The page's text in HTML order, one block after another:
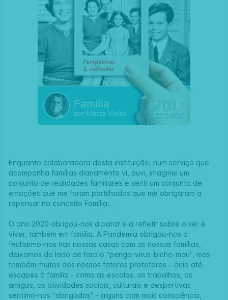
Enquanto colaboradora desta instituição, num serviço que
acompanha famílias diariamente vi, ouvi, imaginei um
conjunto de realidades familiares e senti um conjunto de
emoções que me foram partilhadas que me obrigaram a
repensar no conceito Família…
O ano 2020 obrigou-nos a parar e a refletir sobre o ser e
viver, também em família. A Pandemia obrigou-nos a
fecharmo-nos nas nossas casas com as nossas famílias,
deixamos do lado de fora o “perigo-vírus-bicho-mau”, mas
também muitos dos nossos fatores protetores – diria até
escapes à família - como as escolas, os trabalhos, os
amigos, as atividades sociais, culturais e desportivas
sentimo-nos “obrigados” - alguns com mais consciência,